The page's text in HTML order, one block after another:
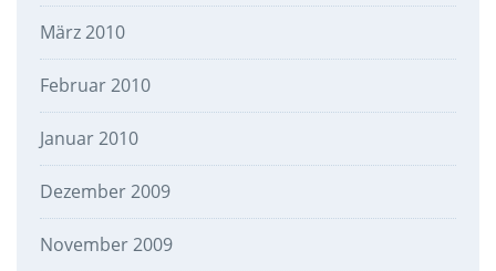
März 2010
Februar 2010
Januar 2010
Dezember 2009
November 2009